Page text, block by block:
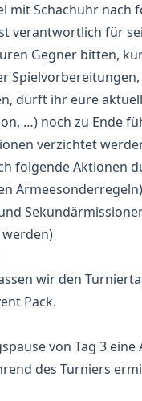
mit Schachuhr nach
verantwortlich für
Gegner bitten,
dürft ihr eure
…) noch zu Ende
verzichtet
folgende Aktionen
wir den
Pack.
von Tag 3
des Turniers